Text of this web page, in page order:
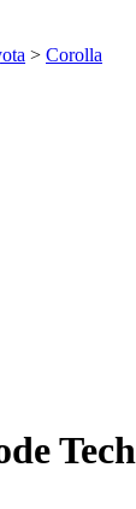
> Corolla